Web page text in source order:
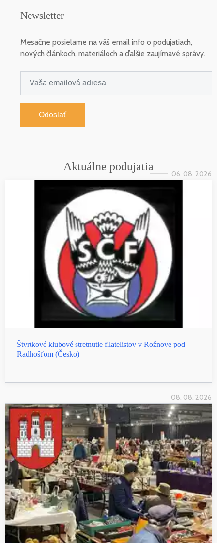
Newsletter
Mesačne posielame na váš email info o podujatiach,
nových článkoch, materiáloch a ďalšie zaujímavé správy.
Odoslať
Aktuálne podujatia
06. 08. 2026
Štvrtkové klubové stretnutie filatelistov v Rožnove pod
Radhošťom (Česko)
08. 08. 2026